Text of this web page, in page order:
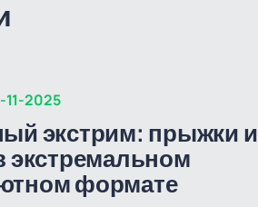
11-2025
экстрим: прыжки и
экстремальном
формате